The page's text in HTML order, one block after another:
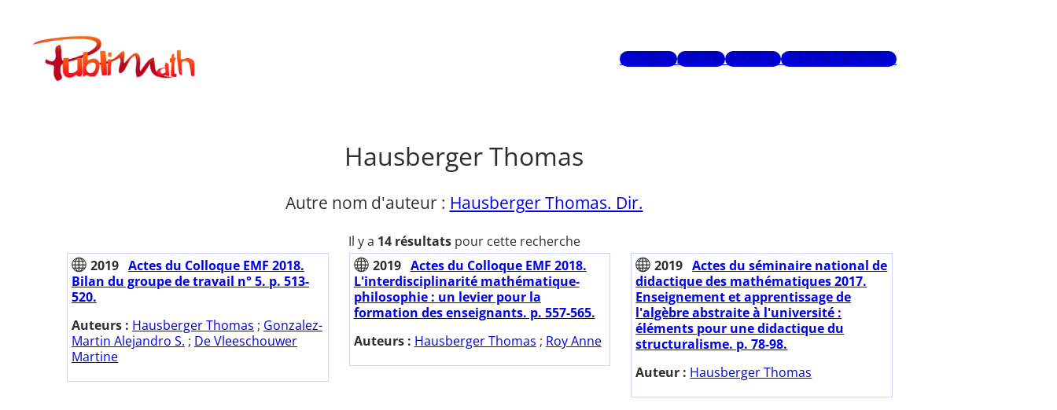
contenuPublimath
Mots-clésAuteursGlossaireRecherche avancée
Hausberger Thomas
Autre nom d'auteur : Hausberger Thomas. Dir.
Il y a 14 résultatspour cette recherche
2019 Actes du Colloque EMF 2018.
Bilan du groupe de travail n° 5. p. 513-
520.
Auteurs : Hausberger Thomas ; Gonzalez-
Martin Alejandro S. ; De Vleeschouwer
Martine
2019 Actes du Colloque EMF 2018.
L'interdisciplinarité mathématique-
philosophie : un levier pour la
formation des enseignants. p. 557-565.
Auteurs : Hausberger Thomas ; Roy Anne
2019 Actes du séminaire national de
didactique des mathématiques 2017.
Enseignement et apprentissage de
l'algèbre abstraite à l'université :
éléments pour une didactique du
structuralisme. p. 78-98.
Auteur : Hausberger Thomas